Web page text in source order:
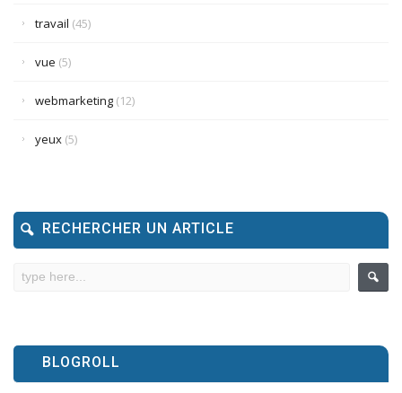
travail (45)
vue (5)
webmarketing (12)
yeux (5)
RECHERCHER UN ARTICLE
BLOGROLL